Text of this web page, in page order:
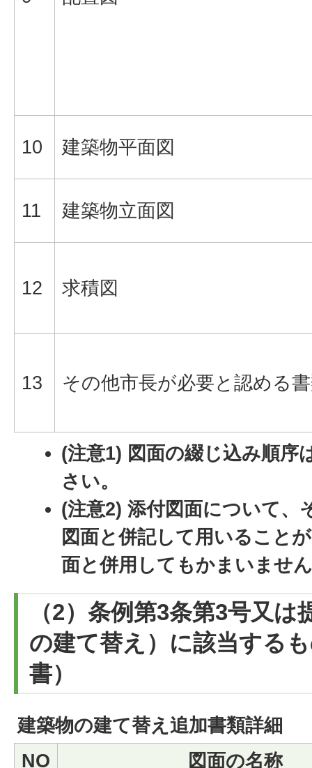
10 建築物平面図
11 建築物立面図
12 求積図
13 その他市長が必要と認める
(注意1) 図面の綴じ込み順序
さい。
(注意2) 添付図面について、
図面と併記して用いること
面と併用してもかまいませ
（2）条例第3条第3号又は
の建て替え）に該当する
書）
建築物の建て替え追加書類詳細
NO
図面の名称